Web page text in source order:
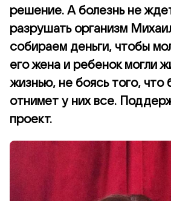
решение. А болезнь не
разрушать организм
собираем деньги, чтобы
его жена и ребенок могли
жизнью, не боясь того, что
отнимет у них все.
проект.